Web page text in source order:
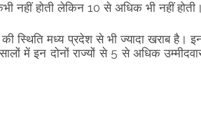
नहीं होती लेकिन 10 से अधिक भी नहीं
स्थिति मध्य प्रदेश से भी ज्यादा खराब है।
में इन दोनों राज्यों से 5 से अधिक